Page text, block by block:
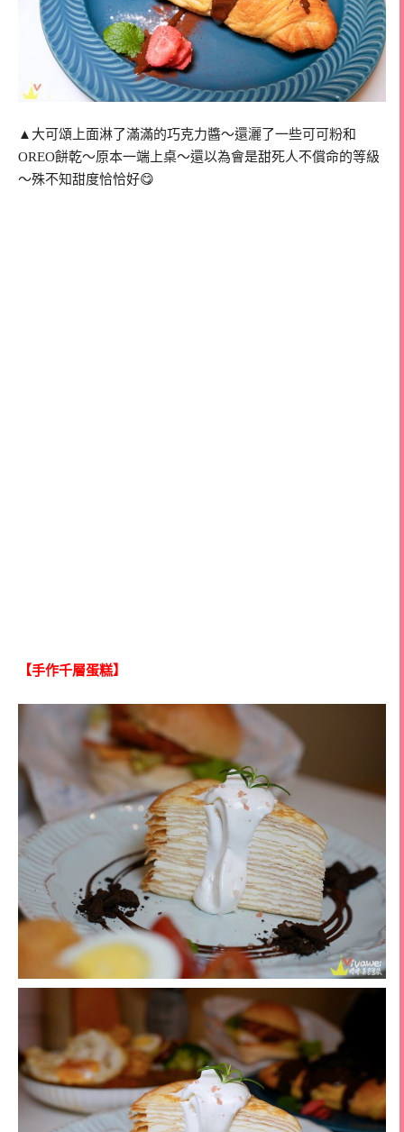
▲大可頌上面淋了滿滿的巧克力醬～還灑了一些可可粉和
OREO餅乾～原本一端上桌～還以為會是甜死人不償命的等級
～殊不知甜度恰恰好😋
【手作千層蛋糕】